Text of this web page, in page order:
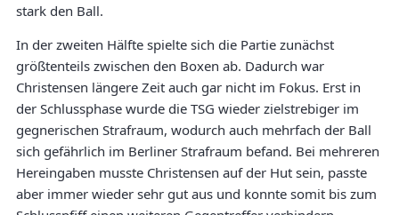
stark den Ball.
In der zweiten Hälfte spielte sich die Partie zunächst
größtenteils zwischen den Boxen ab. Dadurch war
Christensen längere Zeit auch gar nicht im Fokus. Erst in
der Schlussphase wurde die TSG wieder zielstrebiger im
gegnerischen Strafraum, wodurch auch mehrfach der Ball
sich gefährlich im Berliner Strafraum befand. Bei mehreren
Hereingaben musste Christensen auf der Hut sein, passte
aber immer wieder sehr gut aus und konnte somit bis zum